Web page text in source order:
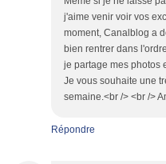
j'aime venir voir vos
moment, Canalblog a
bien rentrer dans
je partage mes photos
Je vous souhaite une
semaine.<br /> <br />
Répondre